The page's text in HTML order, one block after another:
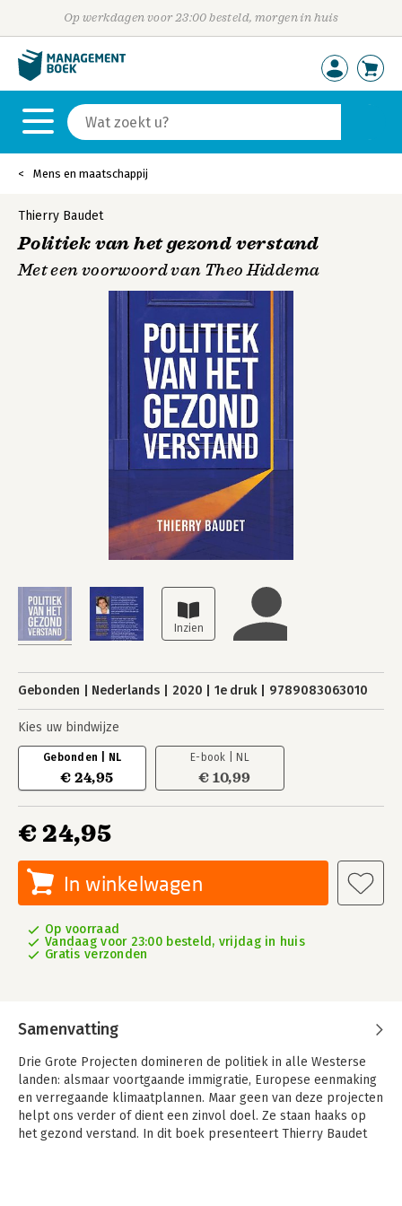
Op werkdagen voor 23:00 besteld, morgen in huis
Mens en maatschappij
Thierry Baudet
Politiek van het gezond verstand
Met een voorwoord van Theo Hiddema
Gebonden Nederlands 2020 1e druk 9789083063010
Kies uw bindwijze
Gebonden | NL
€ 24,95
E-book | NL
€ 10,99
€ 24,95
In winkelwagen
Op voorraad
Vandaag voor 23:00 besteld, vrijdag in huis
Gratis verzonden
Samenvatting
Drie Grote Projecten domineren de politiek in alle Westerse
landen: alsmaar voortgaande immigratie, Europese eenmaking
en verregaande klimaatplannen. Maar geen van deze projecten
helpt ons verder of dient een zinvol doel. Ze staan haaks op
het gezond verstand. In dit boek presenteert Thierry Baudet